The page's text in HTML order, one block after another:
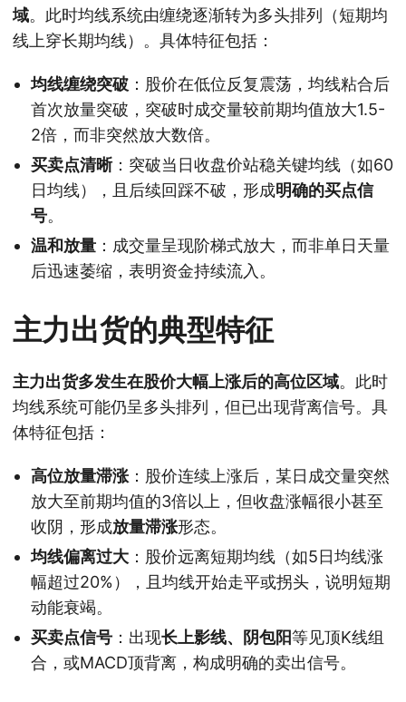
域。此时均线系统由缠绕逐渐转为多头排列（短期均
线上穿长期均线）。具体特征包括：
均线缠绕突破 ：股价在低位反复震荡，均线粘合后
首次放量突破，突破时成交量较前期均值放大1.5-
2倍，而非突然放大数倍。
买卖点清晰：突破当日收盘价站稳关键均线（如60
日均线），且后续回踩不破，形成明确的买点信
号。
温和放量 ：成交量呈现阶梯式放大，而非单日天量
后迅速萎缩，表明资金持续流入。
主力出货的典型特征
主力出货多发生在股价大幅上涨后的高位区域。此时
均线系统可能仍呈多头排列，但已出现背离信号。具
体特征包括：
高位放量滞涨 ：股价连续上涨后，某日成交量突然
放大至前期均值的3倍以上，但收盘涨幅很小甚至
收阴，形成放量滞涨形态。
均线偏离过大 ：股价远离短期均线（如5日均线涨
幅超过20%），且均线开始走平或拐头，说明短期
动能衰竭。
买卖点信号 ：出现长上影线、阴包阳等见顶K线组
合，或MACD顶背离，构成明确的卖出信号。